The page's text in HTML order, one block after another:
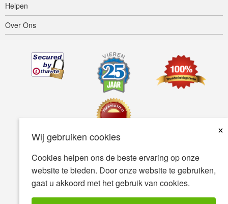
Wij gebruiken cookies
×
Cookies helpen ons de beste ervaring op onze
website te bieden. Door onze website te gebruiken,
gaat u akkoord met het gebruik van cookies.
Helpen
Over Ons
Toegankelijkheid Gebruiksvoorwaarden Privacybeleid
Veiligheidsbeleid
© Copyright 2001-2026 BIOVEA. Alle Rechten Voorbehouden.